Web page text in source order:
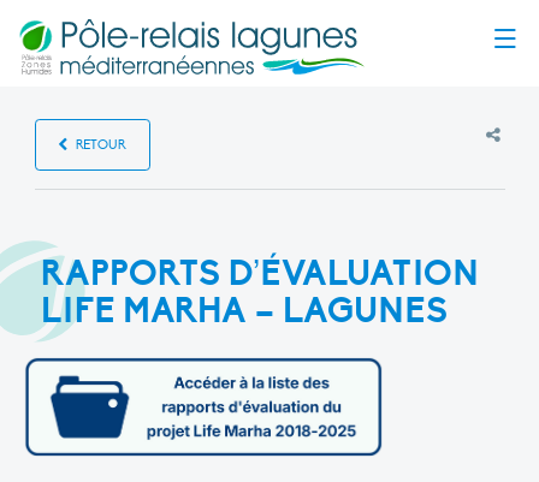
RETOUR
RAPPORTS D’ÉVALUATION
LIFE MARHA – LAGUNES